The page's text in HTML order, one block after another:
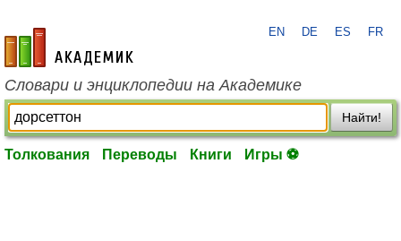
academic.ru
EN DE ES FR
Словари и энциклопедии на Академике
Найти!
Толкования Переводы Книги Игры ⚽